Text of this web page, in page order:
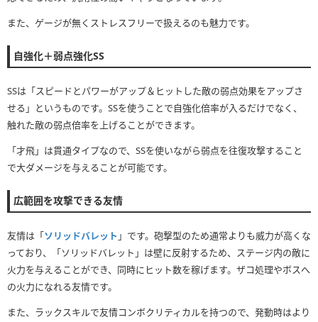
また、ゲージが無くストレスフリーで扱えるのも魅力です。
自強化＋弱点強化SS
SSは「スピードとパワーがアップ＆ヒットした敵の弱点効果をアップさ
せる」というものです。SSを使うことで自強化倍率が入るだけでなく、
触れた敵の弱点倍率を上げることができます。
「才飛」は貫通タイプなので、SSを使いながら弱点を往復攻撃すること
で大ダメージを与えることが可能です。
広範囲を攻撃できる友情
友情は「ソリッドバレット 」です。砲撃型のため通常よりも威力が高くな
っており、「ソリッドバレット」は壁に反射するため、ステージ内の敵に
火力を与えることができ、同時にヒット数を稼げます。ザコ処理やボスへ
の火力になれる友情です。
また、ラックスキルで友情コンボクリティカルを持つので、発動時はより